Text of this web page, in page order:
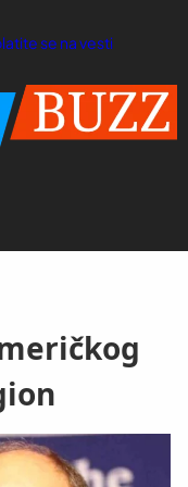
se na vesti